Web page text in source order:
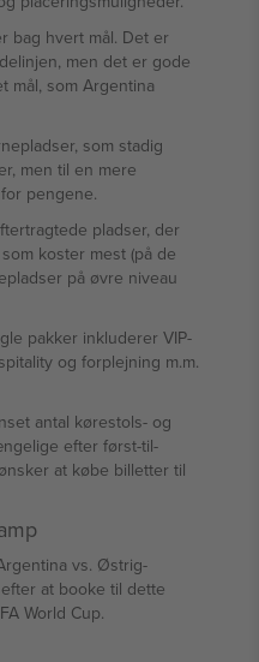
bag hvert mål. Det er
men det er gode
mål, som Argentina
som stadig
men til en mere
pengene.
pladser, der
koster mest (på de
på øvre niveau
pakker inkluderer VIP-
og forplejning m.m.
antal kørestols- og
efter først-til-
at købe billetter til
vs. Østrig-
at booke til dette
World Cup.